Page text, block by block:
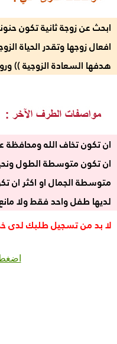
ابحث عن زوجة ثانية تكون
افعال زوجها وتقدر الحياة
هدفها السعادة الزوجية ))
ان تكون تخاف الله ومحافظة
ان تكون متوسطة الطول
متوسطة الجمال او اكثر ان
لديها طفل واحد فقط ولا
لا بد من تسجيل طلبك لدى